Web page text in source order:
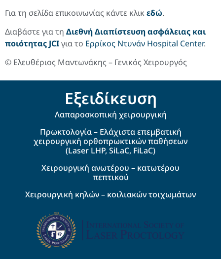
Για τη σελίδα επικοινωνίας κάντε κλικ εδώ.
Διαβάστε για τη Διεθνή Διαπίστευση ασφάλειας και
ποιότητας JCIγια το Ερρίκος Ντυνάν Hospital Center.
© Ελευθέριος Μαντωνάκης – Γενικός Χειρουργός
Εξειδίκευση
Λαπαροσκοπική χειρουργική
Πρωκτολογία – Ελάχιστα επεμβατική
χειρουργική ορθοπρωκτικών παθήσεων
(Laser LHP, SiLaC, FiLaC)
Χειρουργική ανωτέρου – κατωτέρου
πεπτικού
Χειρουργική κηλών – κοιλιακών τοιχωμάτων